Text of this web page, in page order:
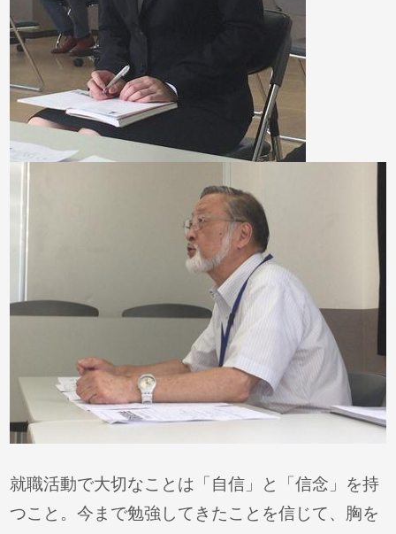
就職活動で大切なことは「自信」と「信念」を持
つこと。今まで勉強してきたことを信じて、胸を